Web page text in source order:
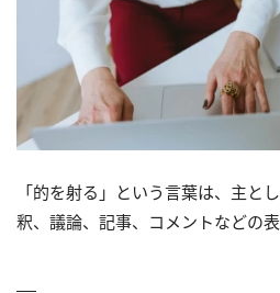
「的を射る」という言葉は、主と
釈、議論、記事、コメントなどの表